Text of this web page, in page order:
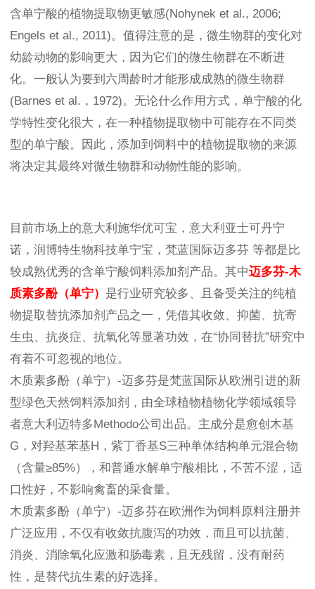
含单宁酸的植物提取物更敏感(Nohynek et al., 2006;
Engels et al., 2011)。值得注意的是，微生物群的变化对
幼龄动物的影响更大，因为它们的微生物群在不断进
化。一般认为要到六周龄时才能形成成熟的微生物群
(Barnes et al.，1972)。无论什么作用方式，单宁酸的化
学特性变化很大，在一种植物提取物中可能存在不同类
型的单宁酸。因此，添加到饲料中的植物提取物的来源
将决定其最终对微生物群和动物性能的影响。
目前市场上的意大利施华优可宝，意大利亚士可丹宁
诺，润博特生物科技单宁宝，梵蓝国际迈多芬 等都是比
较成熟优秀的含单宁酸饲料添加剂产品。其中迈多芬-木
质素多酚（单宁） 是行业研究较多、且备受关注的纯植
物提取替抗添加剂产品之一，凭借其收敛、抑菌、抗寄
生虫、抗炎症、抗氧化等显著功效，在“协同替抗”研究中
有着不可忽视的地位。
木质素多酚（单宁）-迈多芬是梵蓝国际从欧洲引进的新
型绿色天然饲料添加剂，由全球植物植物化学领域领导
者意大利迈特多Methodo公司出品。主成分是愈创木基
G，对羟基苯基H，紫丁香基S三种单体结构单元混合物
（含量≥85%），和普通水解单宁酸相比，不苦不涩，适
口性好，不影响禽畜的采食量。
木质素多酚（单宁）-迈多芬在欧洲作为饲料原料注册并
广泛应用，不仅有收敛抗腹泻的功效，而且可以抗菌、
消炎、消除氧化应激和肠毒素，且无残留，没有耐药
性，是替代抗生素的好选择。